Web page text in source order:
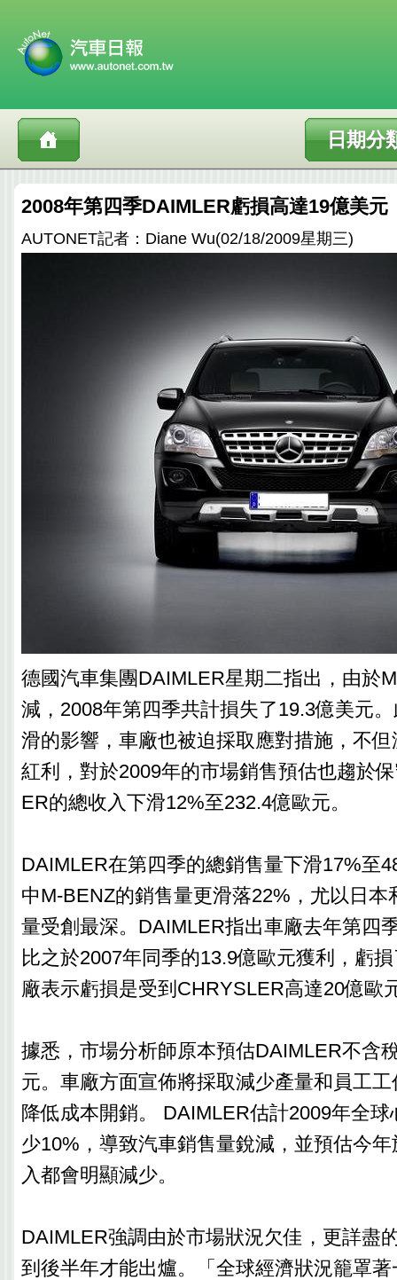
日期分
2008年第四季DAIMLER虧損高達19億美元
AUTONET記者：Diane Wu(02/18/2009星期三)
德國汽車集團DAIMLER星期二指出，由於
減，2008年第四季共計損失了19.3億美元
滑的影響，車廠也被迫採取應對措施，不
紅利，對於2009年的市場銷售預估也趨於
ER的總收入下滑12%至232.4億歐元。
DAIMLER在第四季的總銷售量下滑17%至
中M-BENZ的銷售量更滑落22%，尤以日本
量受創最深。DAIMLER指出車廠去年第四
比之於2007年同季的13.9億歐元獲利，虧
廠表示虧損是受到CHRYSLER高達20億歐
據悉，市場分析師原本預估DAIMLER不含
元。車廠方面宣佈將採取減少產量和員工
降低成本開銷。 DAIMLER估計2009年全
少10%，導致汽車銷售量銳減，並預估今
入都會明顯減少。
DAIMLER強調由於市場狀況欠佳，更詳盡
到後半年才能出爐。「全球經濟狀況籠罩